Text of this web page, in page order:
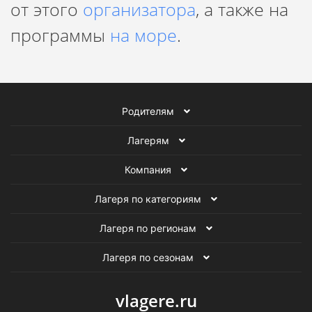
от этого организатора, а также на
программы на море.
Родителям
Лагерям
Компания
Лагеря по категориям
Лагеря по регионам
Лагеря по сезонам
vlagere.ru